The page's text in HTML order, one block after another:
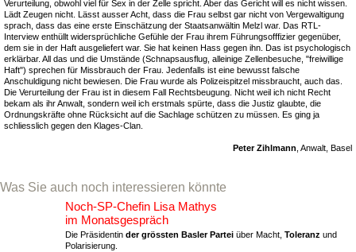
Verurteilung, obwohl viel für Sex in der Zelle spricht. Aber das Gericht will es nicht wissen.
Lädt Zeugen nicht. Lässt ausser Acht, dass die Frau selbst gar nicht von Vergewaltigung
sprach, dass das eine erste Einschätzung der Staatsanwältin Melzl war. Das RTL-
Interview enthüllt widersprüchliche Gefühle der Frau ihrem Führungsofffizier gegenüber,
dem sie in der Haft ausgeliefert war. Sie hat keinen Hass gegen ihn. Das ist psychologisch
erklärbar. All das und die Umstände (Schnapsausflug, alleinige Zellenbesuche, "freiwillige
Haft") sprechen für Missbrauch der Frau. Jedenfalls ist eine bewusst falsche
Anschuldigung nicht bewiesen. Die Frau wurde als Polizeispitzel missbraucht, auch das.
Die Verurteilung der Frau ist in diesem Fall Rechtsbeugung. Nicht weil ich nicht Recht
bekam als ihr Anwalt, sondern weil ich erstmals spürte, dass die Justiz glaubte, die
Ordnungskräfte ohne Rücksicht auf die Sachlage schützen zu müssen. Es ging ja
schliesslich gegen den Klages-Clan.
Peter Zihlmann , Anwalt, Basel
Was Sie auch noch interessieren könnte
Noch-SP-Chefin Lisa Mathys
im Monatsgespräch
Die Präsidentin der grössten Basler Partei über Macht, Toleranz und
Polarisierung.